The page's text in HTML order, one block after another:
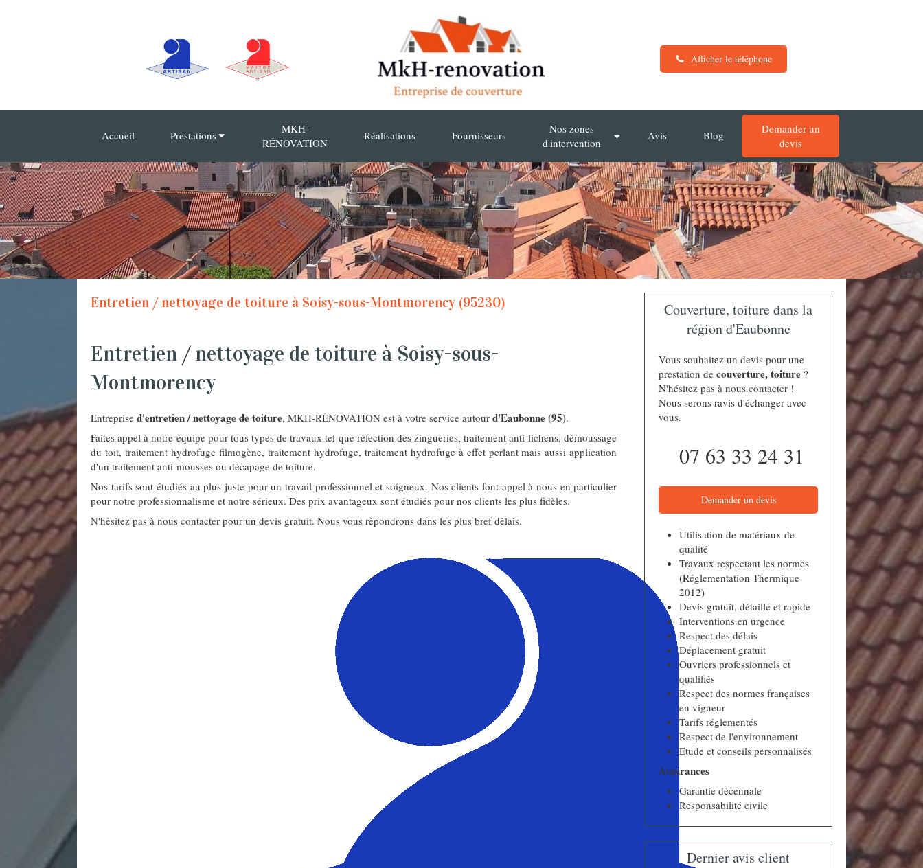
Afficher le téléphone
Accueil Prestations
MKH-
RÉNOVATION
Réalisations Fournisseurs
Nos zones
d'intervention
Avis Blog
Demander un
devis
Entretien / nettoyage de toiture à Soisy-sous-Montmorency (95230)
Entretien / nettoyage de toiture à Soisy-sous-
Montmorency
Entreprise d'entretien / nettoyage de toiture, MKH-RÉNOVATION est à votre service autour d'Eaubonne (95).
Faites appel à notre équipe pour tous types de travaux tel que réfection des zingueries, traitement anti-lichens, démoussage
du toit, traitement hydrofuge filmogène, traitement hydrofuge, traitement hydrofuge à effet perlant mais aussi application
d'un traitement anti-mousses ou décapage de toiture.
Nos tarifs sont étudiés au plus juste pour un travail professionnel et soigneux. Nos clients font appel à nous en particulier
pour notre professionnalisme et notre sérieux. Des prix avantageux sont étudiés pour nos clients les plus fidèles.
N'hésitez pas à nous contacter pour un devis gratuit. Nous vous répondrons dans les plus bref délais.
Couverture, toiture dans la
région d'Eaubonne
Vous souhaitez un devis pour une
prestation decouverture, toiture ?
N'hésitez pas à nous contacter !
Nous serons ravis d'échanger avec
vous.
07 63 33 24 31
Demander un devis
Utilisation de matériaux de
qualité
Travaux respectant les normes
(Réglementation Thermique
2012)
Devis gratuit, détaillé et rapide
Interventions en urgence
Respect des délais
Déplacement gratuit
Ouvriers professionnels et
qualifiés
Respect des normes françaises
en vigueur
Tarifs réglementés
Respect de l'environnement
Etude et conseils personnalisés
Assurances
Garantie décennale
Responsabilité civile
Dernier avis client